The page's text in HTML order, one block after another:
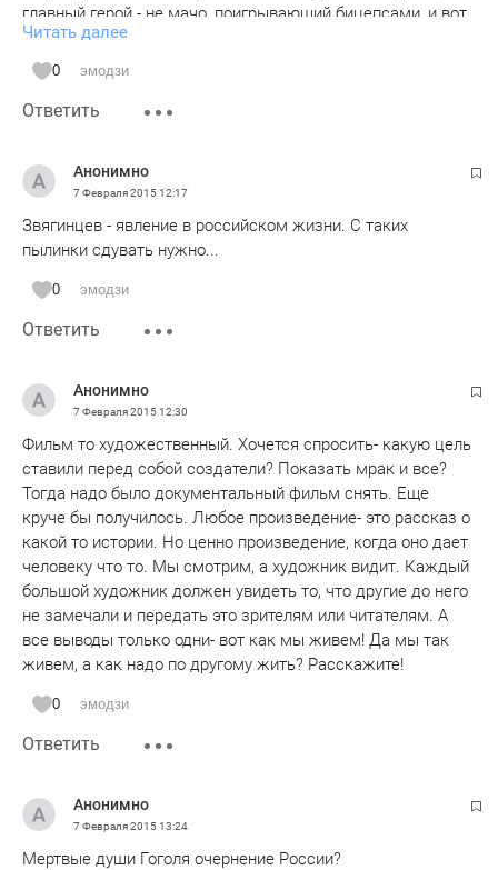
главный герой - не мачо, поигрывающий бицепсами, и вот
уже пошла критика, что очерняют Россию. Никто не
очерняет - это реальность. Проснитесь люди! Что в этом
фильме является чернухой? Это реальность. Зачем
критиковать создателей фильма, критикуйте тех, кто
жителей России "быдлом" и соответствующее к ним
относится. ВЫ что ни разу не встречали таких мэров,
повезло или Вы сами такие. Фильм - гениальный на фоне
одноразовых пустышек, которые заполонили экраны.
Читать далее
0 эмодзи
Ответить
Анонимно
7 Февраля 201512:17
Звягинцев - явление в российском жизни. С таких
пылинки сдувать нужно...
0 эмодзи
Ответить
Анонимно
7 Февраля 201512:30
Фильм то художественный. Хочется спросить- какую цель
ставили перед собой создатели? Показать мрак и все?
Тогда надо было документальный фильм снять. Еще
круче бы получилось. Любое произведение- это рассказ о
какой то истории. Но ценно произведение, когда оно дает
человеку что то. Мы смотрим, а художник видит. Каждый
большой художник должен увидеть то, что другие до него
не замечали и передать это зрителям или читателям. А
все выводы только одни- вот как мы живем! Да мы так
живем, а как надо по другому жить? Расскажите!
0 эмодзи
Ответить
Анонимно
7 Февраля 201513:24
Мертвые души Гоголя очернение России?